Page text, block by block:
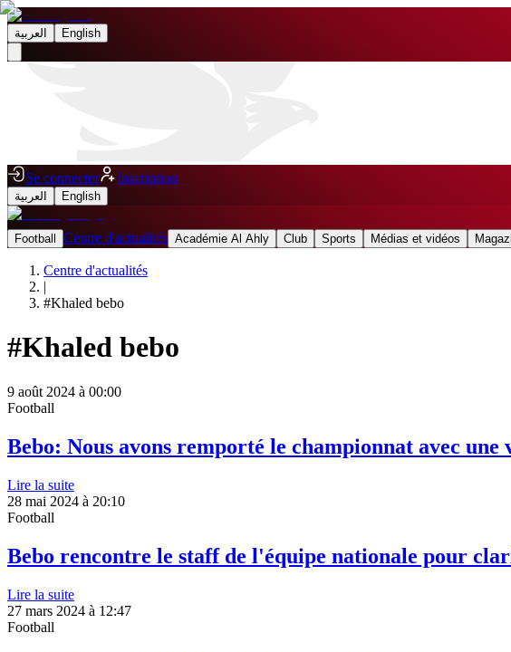
العربية English
Se connecter Inscription
العربية English
Football Centre d'actualités Académie Al Ahly Club Sports Médias et vidéos
Centre d'actualités
|
#Khaled bebo
#Khaled bebo
9 août 2024 à 00:00
Football
Bebo: Nous avons remporté le championnat avec
Lire la suite
28 mai 2024 à 20:10
Football
Bebo rencontre le staff de l'équipe nationale pour
Lire la suite
27 mars 2024 à 12:47
Football